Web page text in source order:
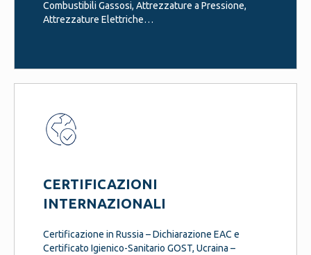
Combustibili Gassosi, Attrezzature a Pressione,
Attrezzature Elettriche…
CERTIFICAZIONI
INTERNAZIONALI
Certificazione in Russia – Dichiarazione EAC e
Certificato Igienico-Sanitario GOST, Ucraina –